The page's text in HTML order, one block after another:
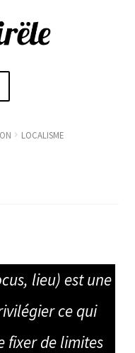
LOCALISME
lieu) est une
ce qui
fixer de limites